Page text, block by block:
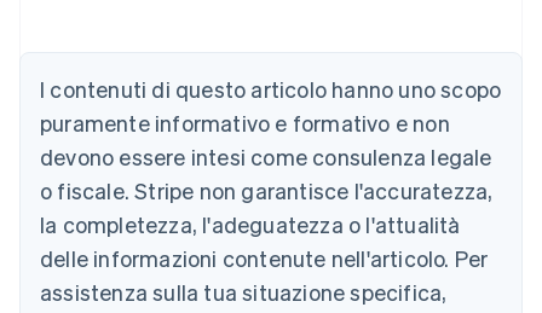
I contenuti di questo articolo hanno uno scopo
puramente informativo e formativo e non
devono essere intesi come consulenza legale
o fiscale. Stripe non garantisce l'accuratezza,
la completezza, l'adeguatezza o l'attualità
delle informazioni contenute nell'articolo. Per
assistenza sulla tua situazione specifica,
English
Austria
Deutsch English
Belgio
NederlandsFrançaisDeutschEnglish
PortuguêsEnglish
Bulgaria
English
Canada
English Français